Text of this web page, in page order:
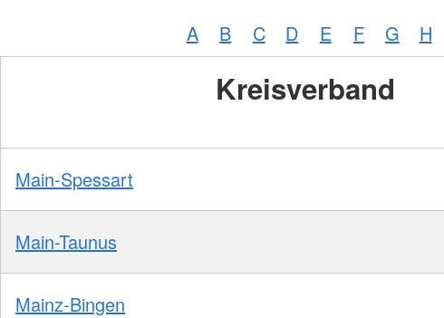
A B C D E F G H
Kreisverband
Main-Spessart
Main-Taunus
Mainz-Bingen